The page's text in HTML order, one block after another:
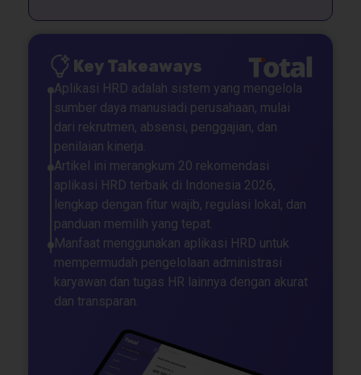
Key Takeaways
Aplikasi HRD adalah sistem yang mengelola
sumber daya manusiadi perusahaan, mulai
dari rekrutmen, absensi, penggajian, dan
penilaian kinerja.
Artikel ini merangkum 20 rekomendasi
aplikasi HRD terbaik di Indonesia 2026,
lengkap dengan fitur wajib, regulasi lokal, dan
panduan memilih yang tepat.
Manfaat menggunakan aplikasi HRD untuk
mempermudah pengelolaan administrasi
karyawan dan tugas HR lainnya dengan akurat
dan transparan.